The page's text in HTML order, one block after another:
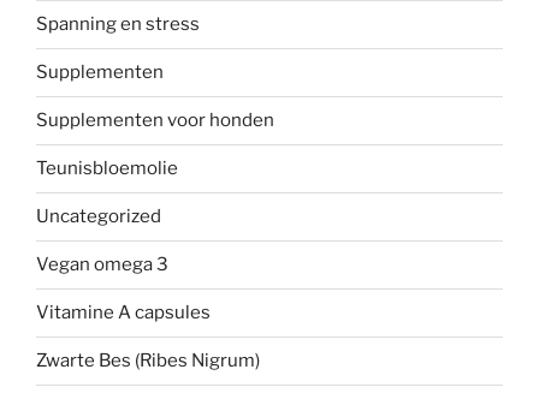
Spanning en stress
Supplementen
Supplementen voor honden
Teunisbloemolie
Uncategorized
Vegan omega 3
Vitamine A capsules
Zwarte Bes (Ribes Nigrum)